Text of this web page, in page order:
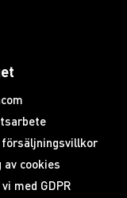
försäljningsvillkor
av cookies
med GDPR